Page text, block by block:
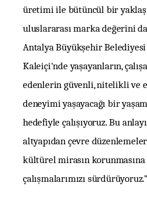
üretimi ile bütüncül bir
uluslararası marka değerini
Antalya Büyükşehir
Kaleiçi'nde yaşayanların,
edenlerin güvenli, nitelikli ve
deneyimi yaşayacağı bir
hedefiyle çalışıyoruz. Bu
altyapıdan çevre
kültürel mirasın
çalışmalarımızı sürdürüyoruz.”